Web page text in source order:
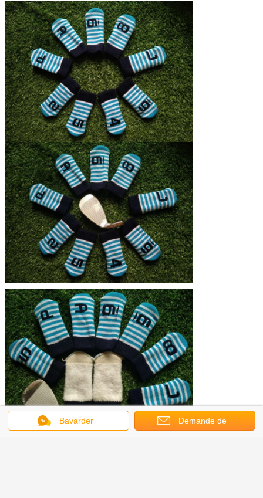
Bavarder Demande de